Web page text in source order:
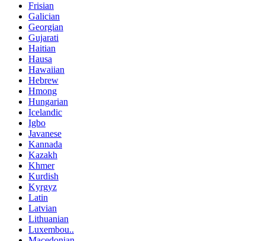
Frisian
Galician
Georgian
Gujarati
Haitian
Hausa
Hawaiian
Hebrew
Hmong
Hungarian
Icelandic
Igbo
Javanese
Kannada
Kazakh
Khmer
Kurdish
Kyrgyz
Latin
Latvian
Lithuanian
Luxembou..